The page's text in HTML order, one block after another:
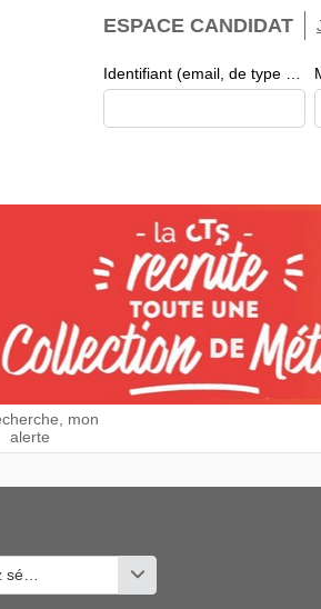
ESPACE CANDIDAT
mon
alerte
sélectionner une ou des valeurs